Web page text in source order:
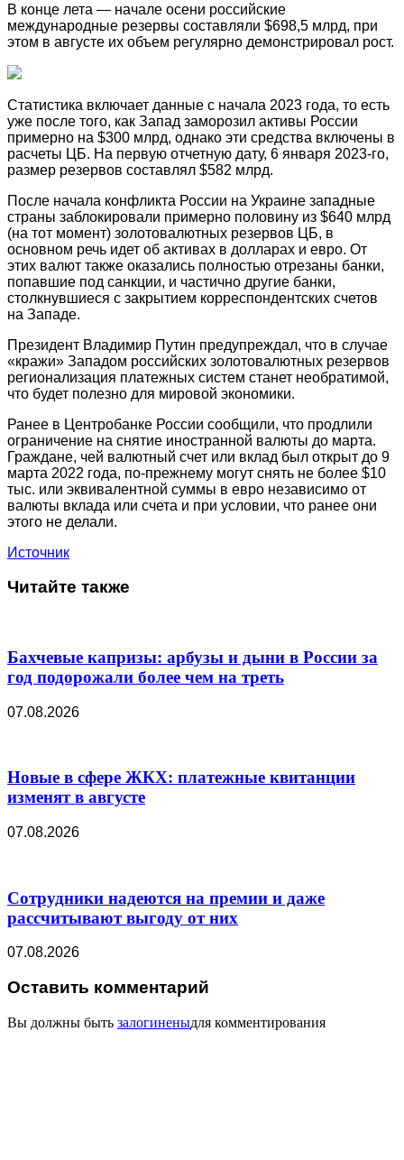
В конце лета — начале осени российские
международные резервы составляли $698,5 млрд, при
этом в августе их объем регулярно демонстрировал рост.
Статистика включает данные с начала 2023 года, то есть
уже после того, как Запад заморозил активы России
примерно на $300 млрд, однако эти средства включены в
расчеты ЦБ. На первую отчетную дату, 6 января 2023-го,
размер резервов составлял $582 млрд.
После начала конфликта России на Украине западные
страны заблокировали примерно половину из $640 млрд
(на тот момент) золотовалютных резервов ЦБ, в
основном речь идет об активах в долларах и евро. От
этих валют также оказались полностью отрезаны банки,
попавшие под санкции, и частично другие банки,
столкнувшиеся с закрытием корреспондентских счетов
на Западе.
Президент Владимир Путин предупреждал, что в случае
«кражи» Западом российских золотовалютных резервов
регионализация платежных систем станет необратимой,
что будет полезно для мировой экономики.
Ранее в Центробанке России сообщили, что продлили
ограничение на снятие иностранной валюты до марта.
Граждане, чей валютный счет или вклад был открыт до 9
марта 2022 года, по-прежнему могут снять не более $10
тыс. или эквивалентной суммы в евро независимо от
валюты вклада или счета и при условии, что ранее они
этого не делали.
Источник
Читайте также
Бахчевые капризы: арбузы и дыни в России за
год подорожали более чем на треть
07.08.2026
Новые в сфере ЖКХ: платежные квитанции
изменят в августе
07.08.2026
Сотрудники надеются на премии и даже
рассчитывают выгоду от них
07.08.2026
Оставить комментарий
Вы должны быть залогиненыдля комментирования